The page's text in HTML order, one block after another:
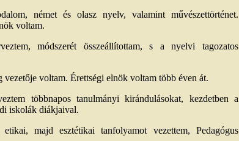
német és olasz nyelv, valamint művészettörténet.
voltam.
módszerét összeállítottam, s a nyelvi tagozatos
voltam. Érettségi elnök voltam több éven át.
többnapos tanulmányi kirándulásokat, kezdetben a
iskolák diákjaival.
majd esztétikai tanfolyamot vezettem, Pedagógus